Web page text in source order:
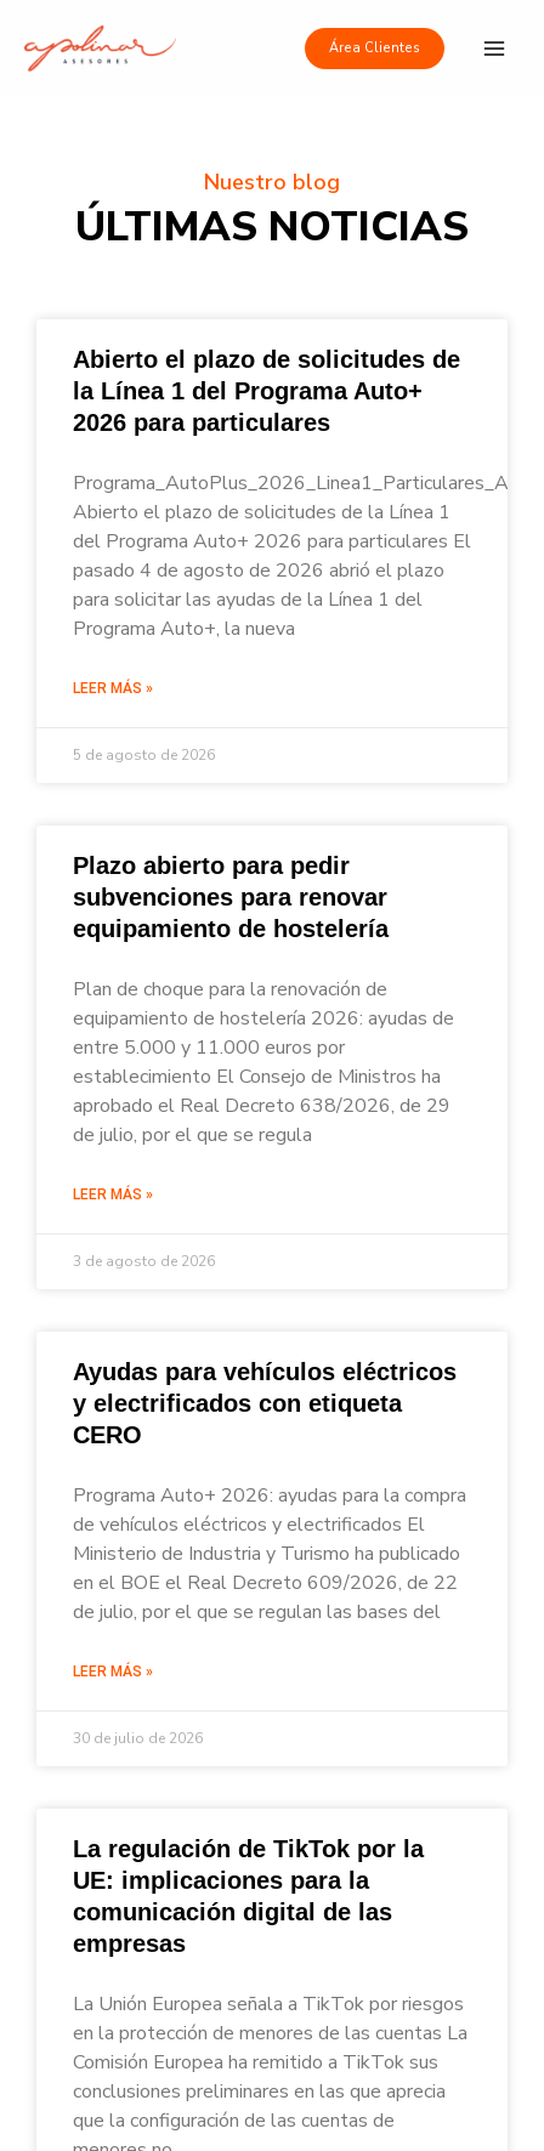
contenido
Área Clientes
Nuestro blog
ÚLTIMAS NOTICIAS
Abierto el plazo de solicitudes de
la Línea 1 del Programa Auto+
2026 para particulares
Abierto el plazo de solicitudes de la Línea 1
del Programa Auto+ 2026 para particulares El
pasado 4 de agosto de 2026 abrió el plazo
para solicitar las ayudas de la Línea 1 del
Programa Auto+, la nueva
LEER MÁS »
5 de agosto de 2026
Plazo abierto para pedir
subvenciones para renovar
equipamiento de hostelería
Plan de choque para la renovación de
equipamiento de hostelería 2026: ayudas de
entre 5.000 y 11.000 euros por
establecimiento El Consejo de Ministros ha
aprobado el Real Decreto 638/2026, de 29
de julio, por el que se regula
LEER MÁS »
3 de agosto de 2026
Ayudas para vehículos eléctricos
y electrificados con etiqueta
CERO
Programa Auto+ 2026: ayudas para la compra
de vehículos eléctricos y electrificados El
Ministerio de Industria y Turismo ha publicado
en el BOE el Real Decreto 609/2026, de 22
de julio, por el que se regulan las bases del
LEER MÁS »
30 de julio de 2026
La regulación de TikTok por la
UE: implicaciones para la
comunicación digital de las
empresas
La Unión Europea señala a TikTok por riesgos
en la protección de menores de las cuentas La
Comisión Europea ha remitido a TikTok sus
conclusiones preliminares en las que aprecia
que la configuración de las cuentas de